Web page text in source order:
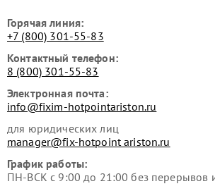
Горячая линия:
+7 (800) 301-55-83
Контактный телефон:
8 (800) 301-55-83
Электронная почта:
info@fixim-hotpointariston.ru
для юридических лиц
manager@fix-hotpoint ariston.ru
График работы:
ПН-ВСК с 9:00 до 21:00 без перерывов